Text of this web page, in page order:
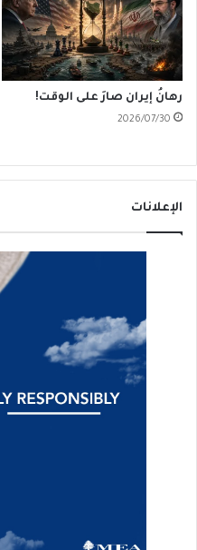
رهانُ إيران صارَ على الوقت!
2026/07/30
الإعلانات